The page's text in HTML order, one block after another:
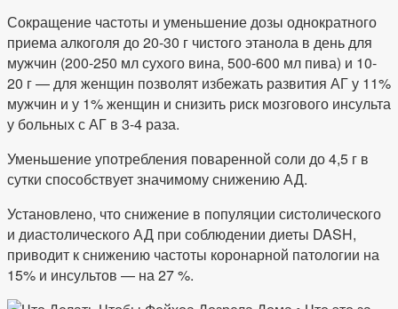
Сокращение частоты и уменьшение дозы однократного
приема алкоголя до 20-30 г чистого этанола в день для
мужчин (200-250 мл сухого вина, 500-600 мл пива) и 10-
20 г — для женщин позволят избежать развития АГ у 11%
мужчин и у 1% женщин и снизить риск мозгового инсульта
у больных с АГ в 3-4 раза.
Уменьшение употребления поваренной соли до 4,5 г в
сутки способствует значимому снижению АД.
Установлено, что снижение в популяции систолического
и диастолического АД при соблюдении диеты DASH,
приводит к снижению частоты коронарной патологии на
15% и инсультов — на 27 %.